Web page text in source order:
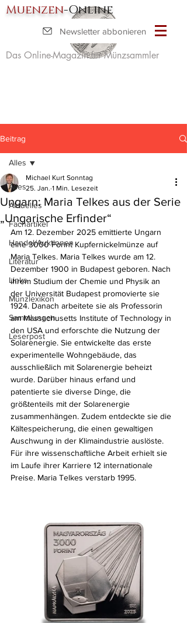
Muenzen-Online
Das Online-Magazin für Münzsammler
Newsletter abbonieren
Beitrag
Alles
Aktuelles
Fachartikel
Handel/Auktionen
Literatur
Links
Münzlexikon
Sammlungen
Leserpost
Alles
Ungarn: Maria Telkes aus der Serie
„Ungarische Erfinder“
Michael Kurt Sonntag
25. Jan. 1 Min. Lesezeit
Am 12. Dezember 2025 emittierte Ungarn
eine 3000 Forint Kupfernickelmünze auf
Maria Telkes. Maria Telkes wurde am 12.
Dezember 1900 in Budapest geboren. Nach
ihrem Studium der Chemie und Physik an
der Universität Budapest promovierte sie
1924. Danach arbeitete sie als Professorin
am Massachusetts Institute of Technology in
den USA und erforschte die Nutzung der
Solarenergie. Sie entwickelte das erste
experimentelle Wohngebäude, das
ausschließlich mit Solarenergie beheizt
wurde. Darüber hinaus erfand und
patentierte sie diverse Dinge, die
größtenteils mit der Solarenergie
zusammenhängen. Zudem entdeckte sie die
Kältespeicherung, die einen gewaltigen
Auschwung in der Klimaindustrie auslöste.
Für ihre wissenschaftliche Arbeit erhielt sie
im Laufe ihrer Karriere 12 internationale
Preise. Maria Telkes verstarb 1995.